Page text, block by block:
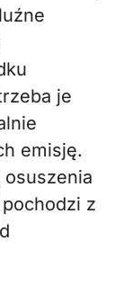
je
emisję.
z